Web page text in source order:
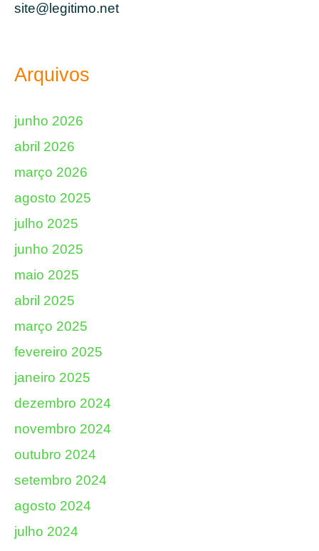
site@legitimo.net
Arquivos
junho 2026
abril 2026
março 2026
agosto 2025
julho 2025
junho 2025
maio 2025
abril 2025
março 2025
fevereiro 2025
janeiro 2025
dezembro 2024
novembro 2024
outubro 2024
setembro 2024
agosto 2024
julho 2024